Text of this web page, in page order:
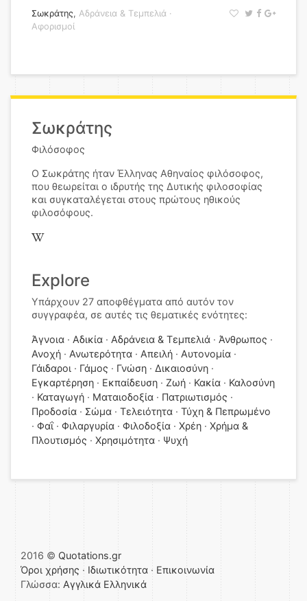
Σωκράτης, Αδράνεια & Τεμπελιά ·
Αφορισμοί
Σωκράτης
Φιλόσοφος
Ο Σωκράτης ήταν Έλληνας Αθηναίος φιλόσοφος,
που θεωρείται ο ιδρυτής της Δυτικής φιλοσοφίας
και συγκαταλέγεται στους πρώτους ηθικούς
φιλοσόφους.
Explore
Υπάρχουν 27 αποφθέγματα από αυτόν τον
συγγραφέα, σε αυτές τις θεματικές ενότητες:
Άγνοια Αδικία Αδράνεια & Τεμπελιά
Άνθρωπος
Ανοχή
Ανωτερότητα Απειλή
Αυτονομία
Γάιδαροι
Γάμος Γνώση
Δικαιοσύνη
Εγκαρτέρηση
Εκπαίδευση Ζωή Κακία
Καλοσύνη
Καταγωγή
Ματαιοδοξία
Πατριωτισμός
Προδοσία
Σώμα Τελειότητα
Τύχη & Πεπρωμένο
Φαΐ
Φιλαργυρία Φιλοδοξία Χρέη
Χρήμα &
Πλουτισμός
Χρησιμότητα Ψυχή
2016 © Quotations.gr
Όροι χρήσης · Ιδιωτικότητα · Επικοινωνία
Γλώσσα: Αγγλικά Ελληνικά